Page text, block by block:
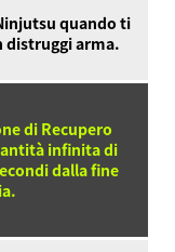
quando ti
arma.
di Recupero
infinita di
dalla fine